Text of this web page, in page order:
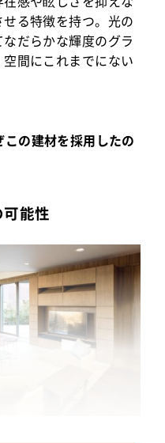
る特徴を持つ。光の
だらかな輝度のグラ
間にこれまでにない
の建材を採用したの
能性